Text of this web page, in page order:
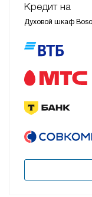
Кредит на
Духовой шкаф